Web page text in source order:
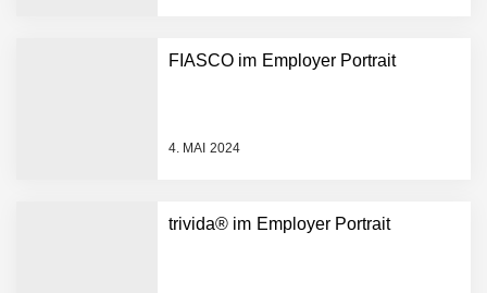
FIASCO im Employer Portrait
4. MAI 2024
trivida® im Employer Portrait
Entwicklungsprozesse